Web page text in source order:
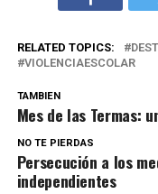
RELATED TOPICS:
VIOLENCIAESCOLAR
TAMBIEN
Mes de las Termas:
NO TE PIERDAS
Persecución a los
independientes